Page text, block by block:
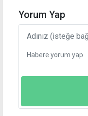
Yorum Yap